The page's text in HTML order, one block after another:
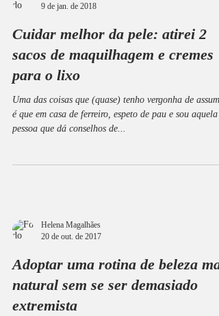
9 de jan. de 2018
Cuidar melhor da pele: atirei 2
sacos de maquilhagem e cremes
para o lixo
Uma das coisas que (quase) tenho vergonha de
é que em casa de ferreiro, espeto de pau e sou aquela
pessoa que dá conselhos de...
Helena Magalhães
20 de out. de 2017
Adoptar uma rotina de beleza
natural sem se ser demasiado
extremista